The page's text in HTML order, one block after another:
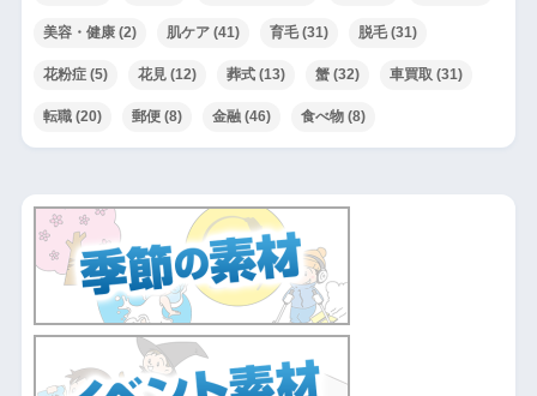
美容・健康(2) 肌ケア(41) 育毛(31) 脱毛(31)
花粉症(5) 花見(12) 葬式(13) 蟹(32) 車買取 (31)
転職(20) 郵便(8) 金融(46) 食べ物(8)